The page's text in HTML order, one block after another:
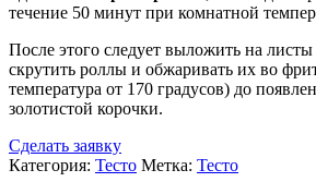
течение 50 минут при комнатной
После этого следует выложить на
скрутить роллы и обжаривать их во
температура от 170 градусов) до
золотистой корочки.
Сделать заявку
Категория: Тесто Метка: Тесто